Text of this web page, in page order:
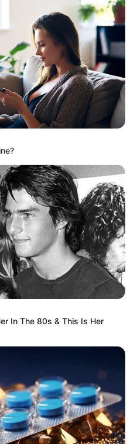
That Luxury For Mere $1.6
Bloat
To A Whole New Level
จัดการข้อมูลส่วนบุคคล เพื่อให้คุณได้รับ
า หากคุณใช้บริการเว็บไซต์นี้ต่อไปโดย
มรับนโยบายคุกกี้และนโยบายส่วน
In The 80s & This Is Her